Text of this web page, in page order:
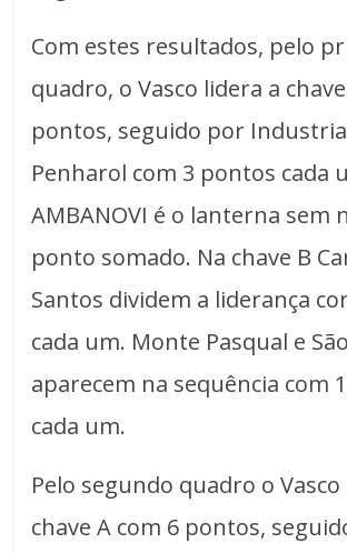
Com estes resultados, pelo
quadro, o Vasco lidera a
pontos, seguido por
Penharol com 3 pontos cada
AMBANOVI é o lanterna sem
ponto somado. Na chave B
Santos dividem a liderança
cada um. Monte Pasqual e
aparecem na sequência com
cada um.
Pelo segundo quadro o
chave A com 6 pontos,